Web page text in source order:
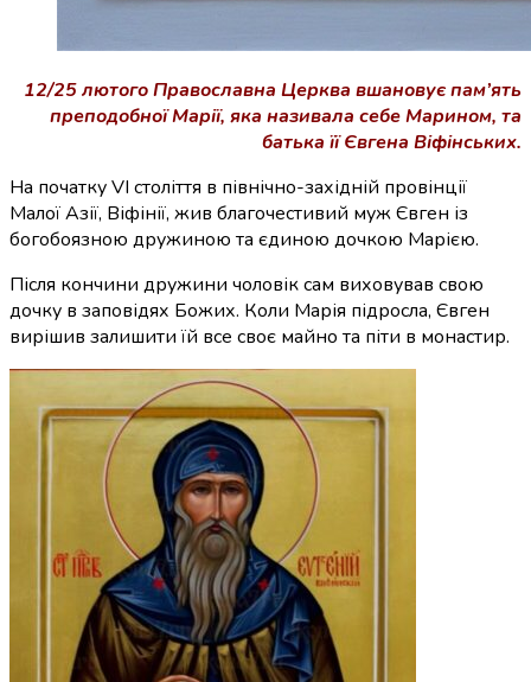
12/25 лютого Православна Церква вшановує пам’ять
преподобної Марії, яка називала себе Марином, та
батька її Євгена Віфінських.
На початку VI століття в північно-західній провінції
Малої Азії, Віфінії, жив благочестивий муж Євген із
богобоязною дружиною та єдиною дочкою Марією.
Після кончини дружини чоловік сам виховував свою
дочку в заповідях Божих. Коли Марія підросла, Євген
вирішив залишити їй все своє майно та піти в монастир.